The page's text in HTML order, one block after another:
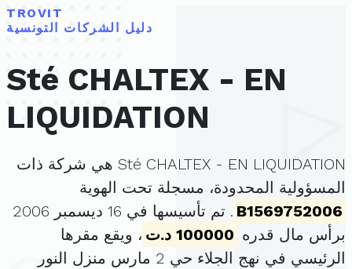
TROVIT
دليل الشركات التونسية
Sté CHALTEX - EN
LIQUIDATION
Sté CHALTEX - EN LIQUIDATION هي شركة ذات
المسؤولية المحدودة، مسجلة تحت الهوية
B1569752006
. تم تأسيسها في 16 ديسمبر 2006
برأس مال قدره 100000 د.ت
، ويقع مقرها
الرئيسي في نهج الجلاء حي 2 مارس منزل النور